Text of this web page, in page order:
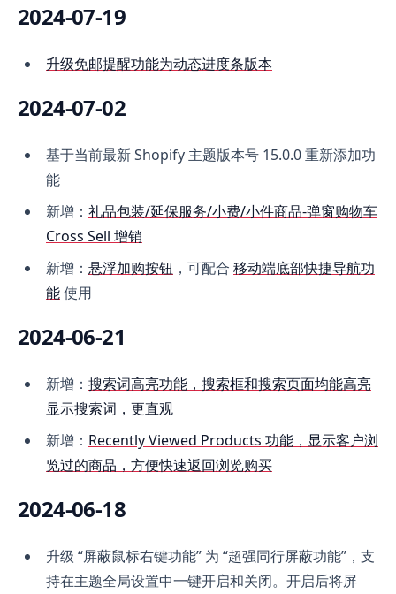
2024-07-19
升级免邮提醒功能为动态进度条版本
2024-07-02
基于当前最新 Shopify 主题版本号 15.0.0 重新添加功
能
新增： 礼品包装/延保服务/小费/小件商品-弹窗购物车
Cross Sell 增销
新增： 悬浮加购按钮 ，可配合 移动端底部快捷导航功
能使用
2024-06-21
新增： 搜索词高亮功能，搜索框和搜索页面均能高亮
显示搜索词，更直观
新增： Recently Viewed Products 功能，显示客户浏
览过的商品，方便快速返回浏览购买
2024-06-18
升级 “屏蔽鼠标右键功能” 为 “超强同行屏蔽功能”，支
持在主题全局设置中一键开启和关闭。开启后将屏